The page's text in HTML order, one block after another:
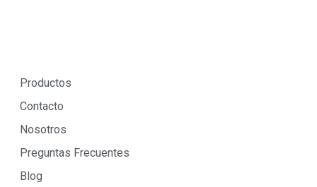
Productos
Contacto
Nosotros
Preguntas Frecuentes
Blog